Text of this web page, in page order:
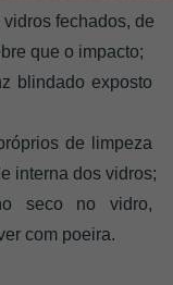
fechados, de
que o impacto;
blindado exposto
de limpeza
interna dos vidros;
seco no vidro,
com poeira.